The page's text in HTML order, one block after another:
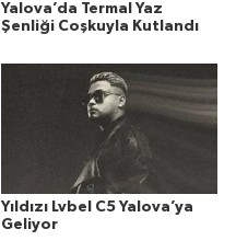
Yalova’da Termal Yaz
Şenliği Coşkuyla Kutlandı
Yıldızı Lvbel C5 Yalova’ya
Geliyor